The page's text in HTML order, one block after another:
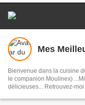
Mes
Bienvenue dans la cuisine
le companion Moulinex)
délicieuses... Retrouvez-